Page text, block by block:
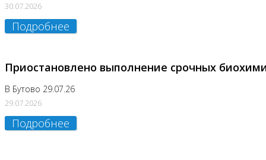
30.07.2026
Подробнее
Приостановлено выполнение срочных
В Бутово 29.07.26
29.07.2026
Подробнее